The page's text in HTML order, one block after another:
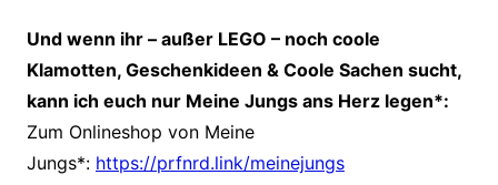
Und wenn ihr – außer LEGO – noch coole
Klamotten, Geschenkideen & Coole Sachen sucht,
kann ich euch nur Meine Jungs ans Herz legen*:
Zum Onlineshop von Meine
Jungs*: https://prfnrd.link/meinejungs